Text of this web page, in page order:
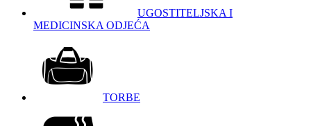
UGOSTITELJSKA I
MEDICINSKA ODJEĆA
TORBE